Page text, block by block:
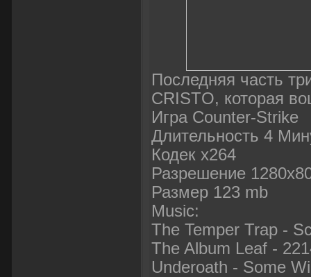
Последняя часть
CRISTO, которая
Игра Counter-Strike
Длительность 4
Кодек x264
Разрешение
Размер 123 mb
Music:
The Temper Trap -
The Album Leaf -
Underoath - Some